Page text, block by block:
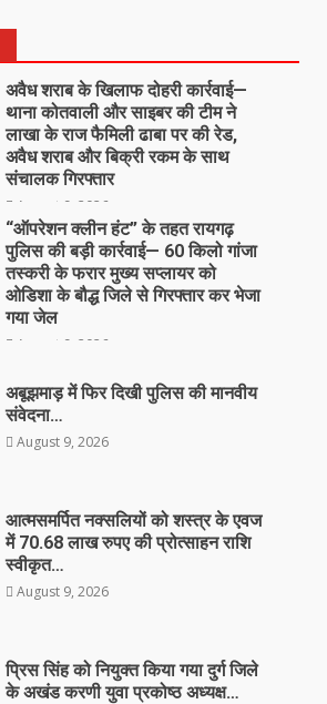
अवैध शराब के खिलाफ दोहरी कार्रवाई—
थाना कोतवाली और साइबर की टीम ने
लाखा के राज फैमिली ढाबा पर की रेड,
अवैध शराब और बिक्री रकम के साथ
संचालक गिरफ्तार
August 9, 2026
“ऑपरेशन क्लीन हंट” के तहत रायगढ़
पुलिस की बड़ी कार्रवाई— 60 किलो गांजा
तस्करी के फरार मुख्य सप्लायर को
ओडिशा के बौद्ध जिले से गिरफ्तार कर भेजा
गया जेल
August 9, 2026
अबूझमाड़ में फिर दिखी पुलिस की मानवीय
संवेदना…
August 9, 2026
आत्मसमर्पित नक्सलियों को शस्त्र के एवज
में 70.68 लाख रुपए की प्रोत्साहन राशि
स्वीकृत…
August 9, 2026
प्रिस सिंह को नियुक्त किया गया दुर्ग जिले
के अखंड करणी युवा प्रकोष्ठ अध्यक्ष…